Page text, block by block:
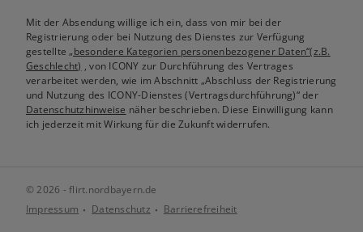
Mit der Absendung willige ich ein, dass von mir bei der
Registrierung oder bei Nutzung des Dienstes zur Verfügung
gestellte„besondere Kategorien personenbezogener Daten“(z.B.
Geschlecht) , von ICONY zur Durchführung des Vertrages
verarbeitet werden, wie im Abschnitt „Abschluss der Registrierung
und Nutzung des ICONY-Dienstes (Vertragsdurchführung)“ der
Datenschutzhinweise näher beschrieben. Diese Einwilligung kann
ich jederzeit mit Wirkung für die Zukunft widerrufen.
© 2026 - flirt.nordbayern.de
Impressum
Datenschutz Barrierefreiheit